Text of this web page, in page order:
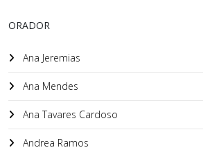
ORADOR
Ana Jeremias
Ana Mendes
Ana Tavares Cardoso
Andrea Ramos